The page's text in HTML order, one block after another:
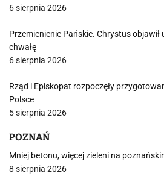
6 sierpnia 2026
Przemienienie Pańskie. Chrystus
chwałę
6 sierpnia 2026
Rząd i Episkopat rozpoczęły
Polsce
5 sierpnia 2026
POZNAŃ
Mniej betonu, więcej zieleni na
8 sierpnia 2026